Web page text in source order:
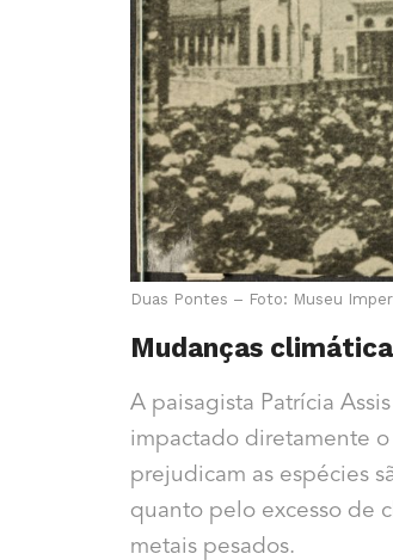
Duas Pontes – Foto: Museu
Mudanças
A paisagista Patrícia
impactado diretamente o
prejudicam as espécies
quanto pelo excesso de
metais pesados.